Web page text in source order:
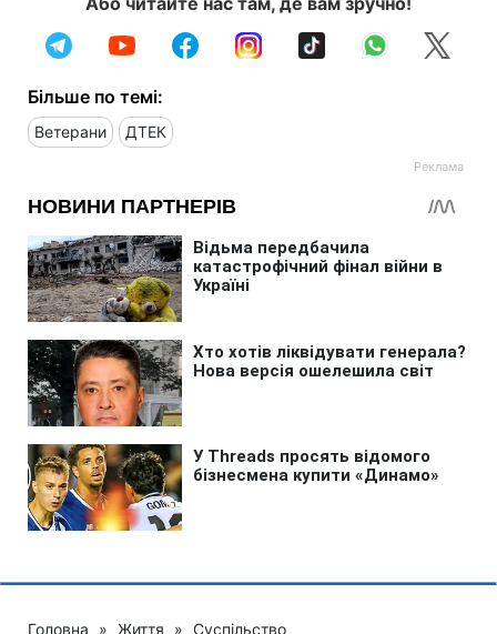
Більше по темі:
Ветерани ДТЕК
Головна » Життя » Суспільство